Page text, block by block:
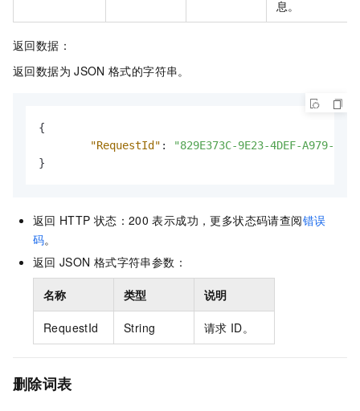
息。
返回数据：
返回数据为 JSON 格式的字符串。
{
"RequestId" :
"829E373C-9E23-4DEF-A979-
}
返回 HTTP 状态：200 表示成功，更多状态码请查阅错误
码。
返回 JSON 格式字符串参数：
名称 类型 说明
RequestId String 请求 ID。
删除词表